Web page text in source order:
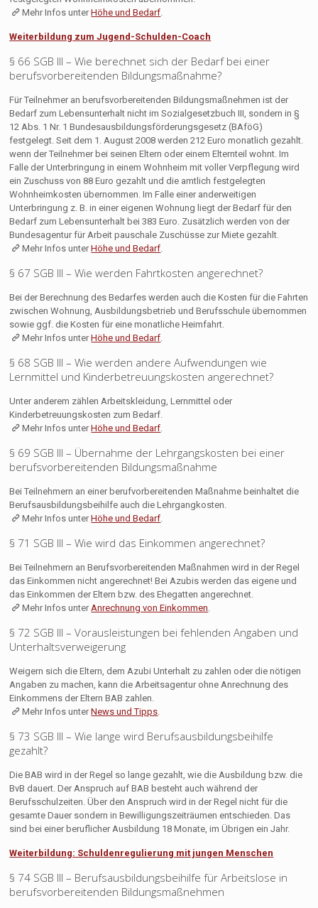
Mehr Infos unterHöhe und Bedarf.
Weiterbildung zum Jugend-Schulden-Coach
§ 66 SGB III – Wie berechnet sich der Bedarf bei einer
berufsvorbereitenden Bildungsmaßnahme?
Für Teilnehmer an berufsvorbereitenden Bildungsmaßnehmen ist der
Bedarf zum Lebensunterhalt nicht im Sozialgesetzbuch III, sondern in §
12 Abs. 1 Nr. 1 Bundesausbildungsförderungsgesetz (BAföG)
festgelegt. Seit dem 1. August 2008 werden 212 Euro monatlich gezahlt.
wenn der Teilnehmer bei seinen Eltern oder einem Elternteil wohnt. Im
Falle der Unterbringung in einem Wohnheim mit voller Verpflegung wird
ein Zuschuss von 88 Euro gezahlt und die amtlich festgelegten
Wohnheimkosten übernommen. Im Falle einer anderweitigen
Unterbringung z. B. in einer eigenen Wohnung liegt der Bedarf für den
Bedarf zum Lebensunterhalt bei 383 Euro. Zusätzlich werden von der
Bundesagentur für Arbeit pauschale Zuschüsse zur Miete gezahlt.
Mehr Infos unterHöhe und Bedarf.
§ 67 SGB III – Wie werden Fahrtkosten angerechnet?
Bei der Berechnung des Bedarfes werden auch die Kosten für die Fahrten
zwischen Wohnung, Ausbildungsbetrieb und Berufsschule übernommen
sowie ggf. die Kosten für eine monatliche Heimfahrt.
Mehr Infos unterHöhe und Bedarf.
§ 68 SGB III – Wie werden andere Aufwendungen wie
Lernmittel und Kinderbetreuungskosten angerechnet?
Unter anderem zählen Arbeitskleidung, Lernmittel oder
Kinderbetreuungskosten zum Bedarf.
Mehr Infos unterHöhe und Bedarf.
§ 69 SGB III – Übernahme der Lehrgangskosten bei einer
berufsvorbereitenden Bildungsmaßnahme
Bei Teilnehmern an einer berufvorbereitenden Maßnahme beinhaltet die
Berufsausbildungsbeihilfe auch die Lehrgangkosten.
Mehr Infos unterHöhe und Bedarf.
§ 71 SGB III – Wie wird das Einkommen angerechnet?
Bei Teilnehmern an Berufsvorbereitenden Maßnahmen wird in der Regel
das Einkommen nicht angerechnet! Bei Azubis werden das eigene und
das Einkommen der Eltern bzw. des Ehegatten angerechnet.
Mehr Infos unterAnrechnung von Einkommen.
§ 72 SGB III – Vorausleistungen bei fehlenden Angaben und
Unterhaltsverweigerung
Weigern sich die Eltern, dem Azubi Unterhalt zu zahlen oder die nötigen
Angaben zu machen, kann die Arbeitsagentur ohne Anrechnung des
Einkommens der Eltern BAB zahlen.
Mehr Infos unterNews und Tipps.
§ 73 SGB III – Wie lange wird Berufsausbildungsbeihilfe
gezahlt?
Die BAB wird in der Regel so lange gezahlt, wie die Ausbildung bzw. die
BvB dauert. Der Anspruch auf BAB besteht auch während der
Berufsschulzeiten. Über den Anspruch wird in der Regel nicht für die
gesamte Dauer sondern in Bewilligungszeiträumen entschieden. Das
sind bei einer beruflicher Ausbildung 18 Monate, im Übrigen ein Jahr.
Weiterbildung: Schuldenregulierung mit jungen Menschen
§ 74 SGB III – Berufsausbildungsbeihilfe für Arbeitslose in
berufsvorbereitenden Bildungsmaßnehmen